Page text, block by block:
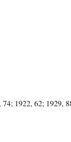
74; 1922, 62; 1929,